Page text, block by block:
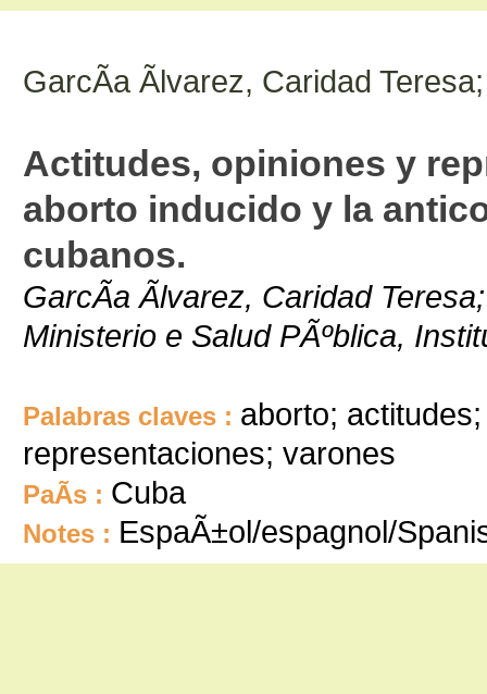
GarcÃ­a Ãlvarez, Caridad
Actitudes, opiniones y
aborto inducido y la
cubanos.
GarcÃ­a Ãlvarez, Caridad
Ministerio e Salud PÃºblica,
Palabras claves : aborto;
representaciones; varones
PaÃ­s : Cuba
Notes : EspaÃ±ol/espagnol/